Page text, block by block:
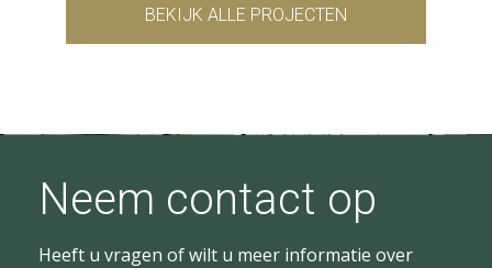
BEKIJK ALLE PROJECTEN
Neem contact op
Heeft u vragen of wilt u meer informatie over